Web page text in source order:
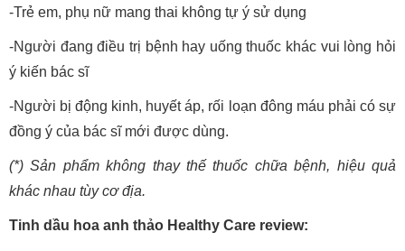
-Trẻ em, phụ nữ mang thai không tự ý sử dụng
-Người đang điều trị bệnh hay uống thuốc khác vui lòng hỏi
ý kiến bác sĩ
-Người bị động kinh, huyết áp, rối loạn đông máu phải có sự
đồng ý của bác sĩ mới được dùng.
(*) Sản phẩm không thay thế thuốc chữa bệnh, hiệu quả
khác nhau tùy cơ địa.
Tinh dầu hoa anh thảo Healthy Care review: